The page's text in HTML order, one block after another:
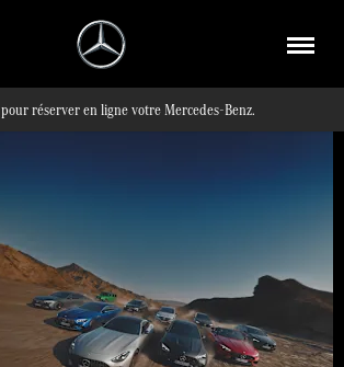
pour réserver en ligne votre Mercedes-Benz.